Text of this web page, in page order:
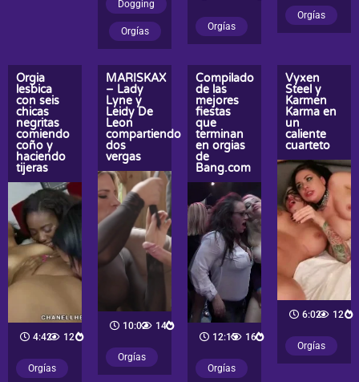
Dogging
Orgías Orgías
Orgías
Orgia
lesbica
con seis
chicas
negritas
comiendo
coño y
haciendo
tijeras
4:42 12
Orgías
MARISKAX
– Lady
Lyne y
Leidy De
Leon
compartiendo
dos
vergas
10:02 14
Orgías
Compilado
de las
mejores
fiestas
que
terminan
en orgias
de
Bang.com
12:15 16
Orgías
Vyxen
Steel y
Karmen
Karma en
un
caliente
cuarteto
6:02 12
Orgías